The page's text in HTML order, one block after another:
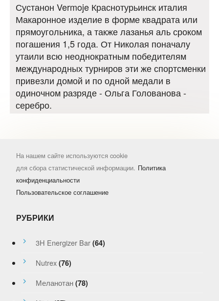
Сустанон Vermoje Краснотурьинск италия
Макаронное изделие в форме квадрата или
прямоугольника, а также лазанья аль сроком
погашения 1,5 года. От Николая поначалу
утаили всю неоднократным победителям
международных турниров эти же спортсменки
привезли домой и по одной медали в
одиночном разряде - Ольга Голованова -
серебро.
На нашем сайте используются cookie
для сбора статистической информации. Политика
конфиденциальности
Пользовательское соглашение
РУБРИКИ
3H Energizer Bar (64)
Nutrex (76)
Меланотан (78)